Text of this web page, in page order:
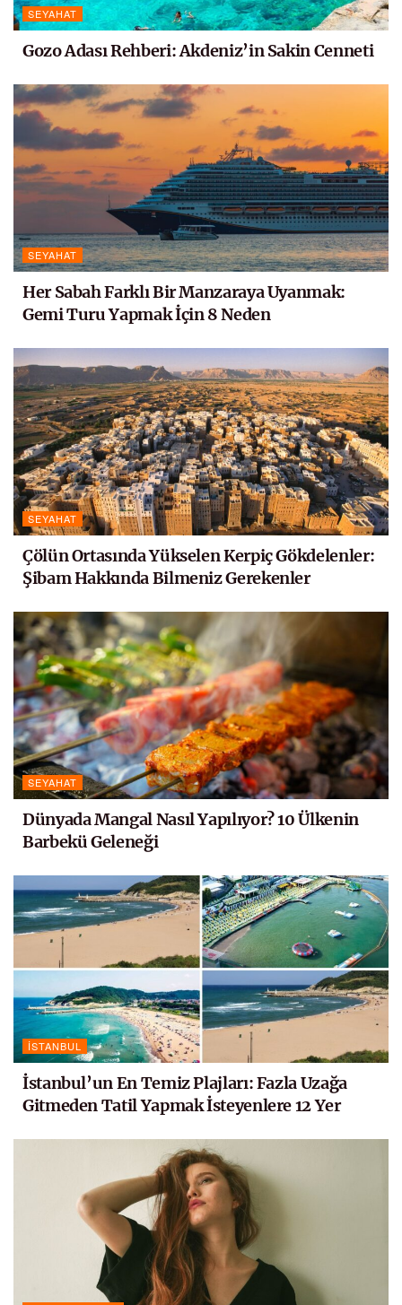
SEYAHAT
Gozo Adası Rehberi: Akdeniz’in Sakin Cenneti
SEYAHAT
Her Sabah Farklı Bir Manzaraya Uyanmak:
Gemi Turu Yapmak İçin 8 Neden
SEYAHAT
Çölün Ortasında Yükselen Kerpiç Gökdelenler:
Şibam Hakkında Bilmeniz Gerekenler
SEYAHAT
Dünyada Mangal Nasıl Yapılıyor? 10 Ülkenin
Barbekü Geleneği
İSTANBUL
İstanbul’un En Temiz Plajları: Fazla Uzağa
Gitmeden Tatil Yapmak İsteyenlere 12 Yer